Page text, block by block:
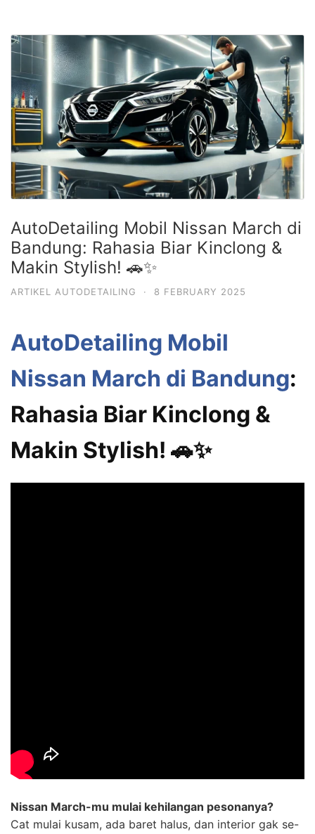
AutoDetailing Mobil Nissan March di
Bandung: Rahasia Biar Kinclong &
Makin Stylish! 🚗✨
ARTIKEL AUTODETAILING · 8 FEBRUARY 2025
AutoDetailing Mobil
Nissan March di Bandung:
Rahasia Biar Kinclong &
Makin Stylish! 🚗✨
Nissan March-mu mulai kehilangan pesonanya?
Cat mulai kusam, ada baret halus, dan interior gak se-